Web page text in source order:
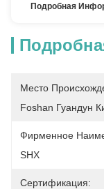
Подробная
Место
Foshan Гуандун
Фирменное
SHX
Сертификация: